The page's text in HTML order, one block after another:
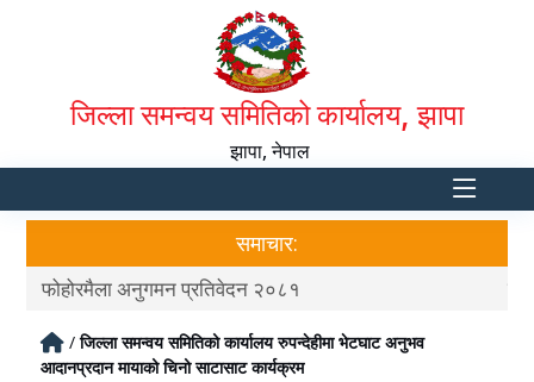
जिल्ला समन्वय समितिको कार्यालय, झापा
झापा, नेपाल
समाचार:
फोहोरमैला अनुगमन प्रतिवेदन २०८१
/जिल्ला समन्वय समितिको कार्यालय रुपन्देहीमा भेटघाट अनुभव
आदानप्रदान मायाको चिनो साटासाट कार्यक्रम